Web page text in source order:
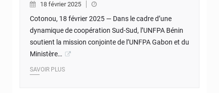
18 février 2025
Cotonou, 18 février 2025 — Dans le cadre d’une
dynamique de coopération Sud-Sud, l’UNFPA Bénin
soutient la mission conjointe de l’UNFPA Gabon et du
Ministère…
SAVOIR PLUS